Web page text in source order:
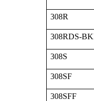
308R
308RDS-
308S
308SF
308SFF